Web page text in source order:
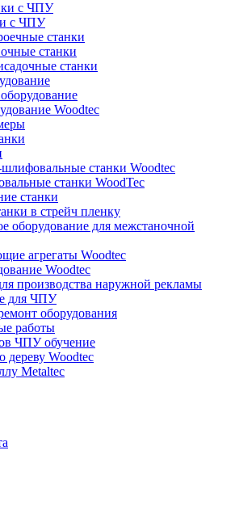
с ЧПУ
с ЧПУ
станки
станки
станки
Woodtec
станки Woodtec
станки WoodTec
станки
в стрейч пленку
оборудование для межстаночной
агрегаты Woodtec
Woodtec
производства наружной рекламы
для ЧПУ
оборудования
работы
ЧПУ обучение
Woodtec
Metaltec